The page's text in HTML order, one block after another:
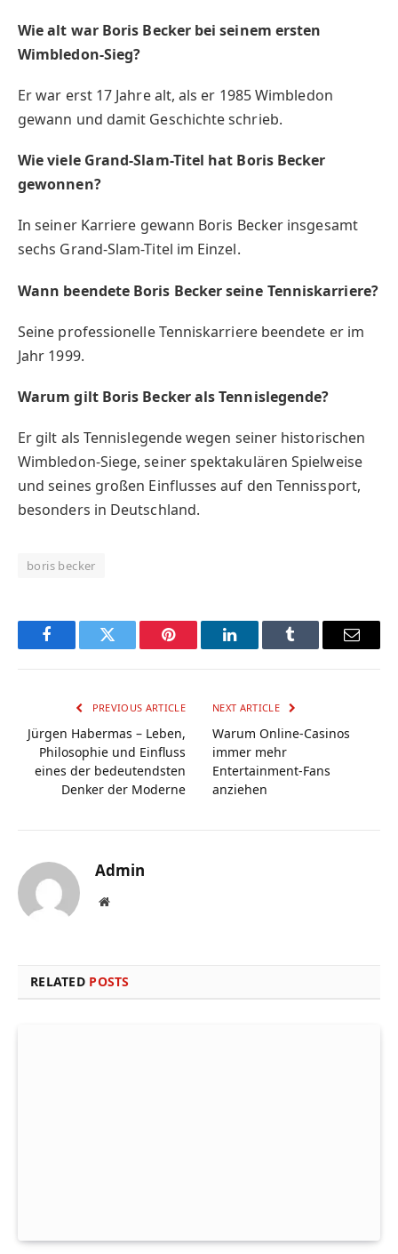
Wie alt war Boris Becker bei seinem ersten
Wimbledon-Sieg?
Er war erst 17 Jahre alt, als er 1985 Wimbledon
gewann und damit Geschichte schrieb.
Wie viele Grand-Slam-Titel hat Boris Becker
gewonnen?
In seiner Karriere gewann Boris Becker insgesamt
sechs Grand-Slam-Titel im Einzel.
Wann beendete Boris Becker seine Tenniskarriere?
Seine professionelle Tenniskarriere beendete er im
Jahr 1999.
Warum gilt Boris Becker als Tennislegende?
Er gilt als Tennislegende wegen seiner historischen
Wimbledon-Siege, seiner spektakulären Spielweise
und seines großen Einflusses auf den Tennissport,
besonders in Deutschland.
boris becker
FacebookTwitter Pinterest LinkedInTumblr Email
PREVIOUS ARTICLE
Jürgen Habermas – Leben,
Philosophie und Einfluss
eines der bedeutendsten
Denker der Moderne
NEXT ARTICLE
Warum Online-Casinos
immer mehr
Entertainment-Fans
anziehen
Admin
Website
RELATED POSTS